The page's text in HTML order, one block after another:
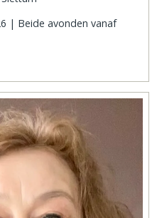
| Beide avonden vanaf